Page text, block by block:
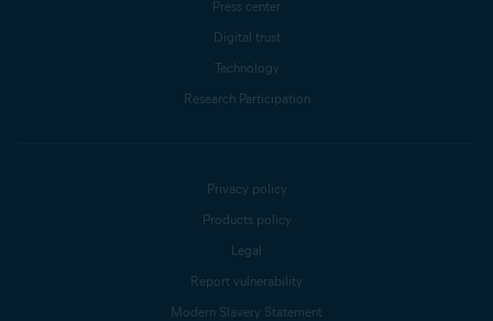
Press center
Digital trust
Technology
Research Participation
Privacy policy
Products policy
Legal
Report vulnerability
Modern Slavery Statement